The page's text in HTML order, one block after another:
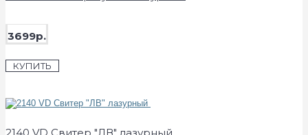
3699р.
КУПИТЬ